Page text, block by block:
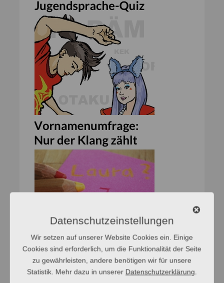
Datenschutzeinstellungen
Wir setzen auf unserer Website Cookies ein. Einige
Cookies sind erforderlich, um die Funktionalität der Seite
zu gewährleisten, andere benötigen wir für unsere
Statistik. Mehr dazu in unserer Datenschutzerklärung.